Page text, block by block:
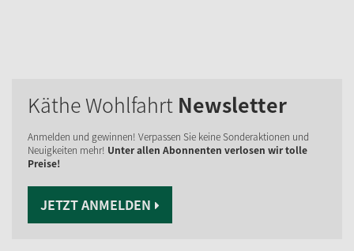
Käthe Wohlfahrt Newsletter
Anmelden und gewinnen! Verpassen Sie keine Sonderaktionen und
Neuigkeiten mehr! Unter allen Abonnenten verlosen wir tolle
Preise!
JETZT ANMELDEN